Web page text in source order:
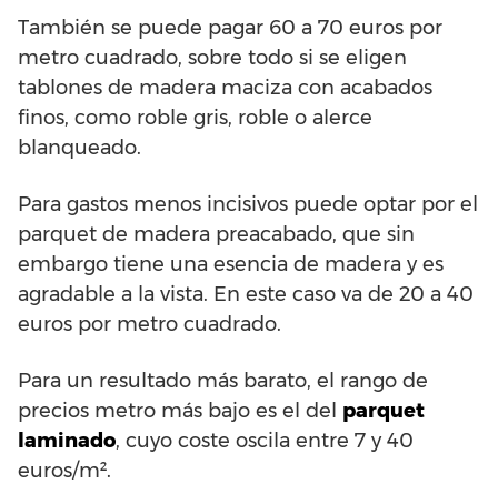
También se puede pagar 60 a 70 euros por
metro cuadrado, sobre todo si se eligen
tablones de madera maciza con acabados
finos, como roble gris, roble o alerce
blanqueado.
Para gastos menos incisivos puede optar por el
parquet de madera preacabado, que sin
embargo tiene una esencia de madera y es
agradable a la vista. En este caso va de 20 a 40
euros por metro cuadrado.
Para un resultado más barato, el rango de
precios metro más bajo es el del parquet
laminado, cuyo coste oscila entre 7 y 40
euros/m².